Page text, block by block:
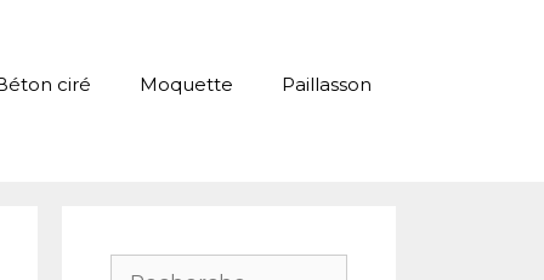
ciré Moquette Paillasson
Rechercher :